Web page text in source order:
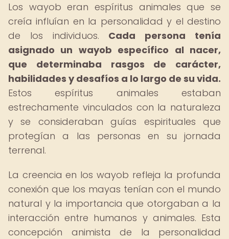
Los wayob eran espíritus animales que se
creía influían en la personalidad y el destino
de los individuos. Cada persona tenía
asignado un wayob específico al nacer,
que determinaba rasgos de carácter,
habilidades y desafíos a lo largo de su vida.
Estos espíritus animales estaban
estrechamente vinculados con la naturaleza
y se consideraban guías espirituales que
protegían a las personas en su jornada
terrenal.
La creencia en los wayob refleja la profunda
conexión que los mayas tenían con el mundo
natural y la importancia que otorgaban a la
interacción entre humanos y animales. Esta
concepción animista de la personalidad